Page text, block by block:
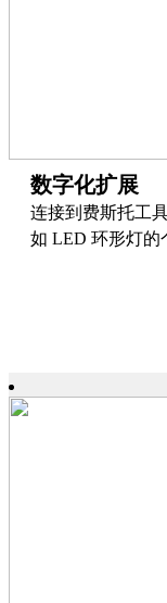
数字化扩展
连接到费斯托工
如 LED 环形灯的